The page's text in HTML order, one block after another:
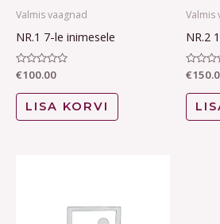
Valmis vaagnad
NR.1 7-le inimesele
Hinnanguga
/
€100.00
LISA KORVI
Valmis
NR.2
/
€